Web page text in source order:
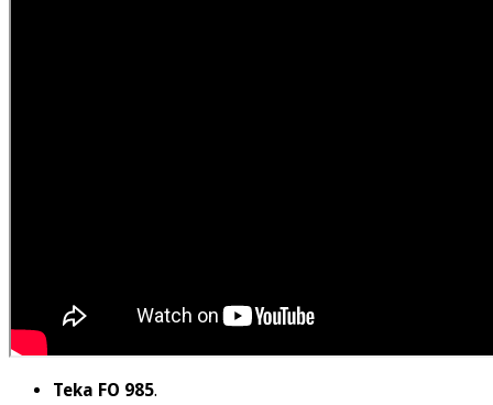
Teka FO 985.